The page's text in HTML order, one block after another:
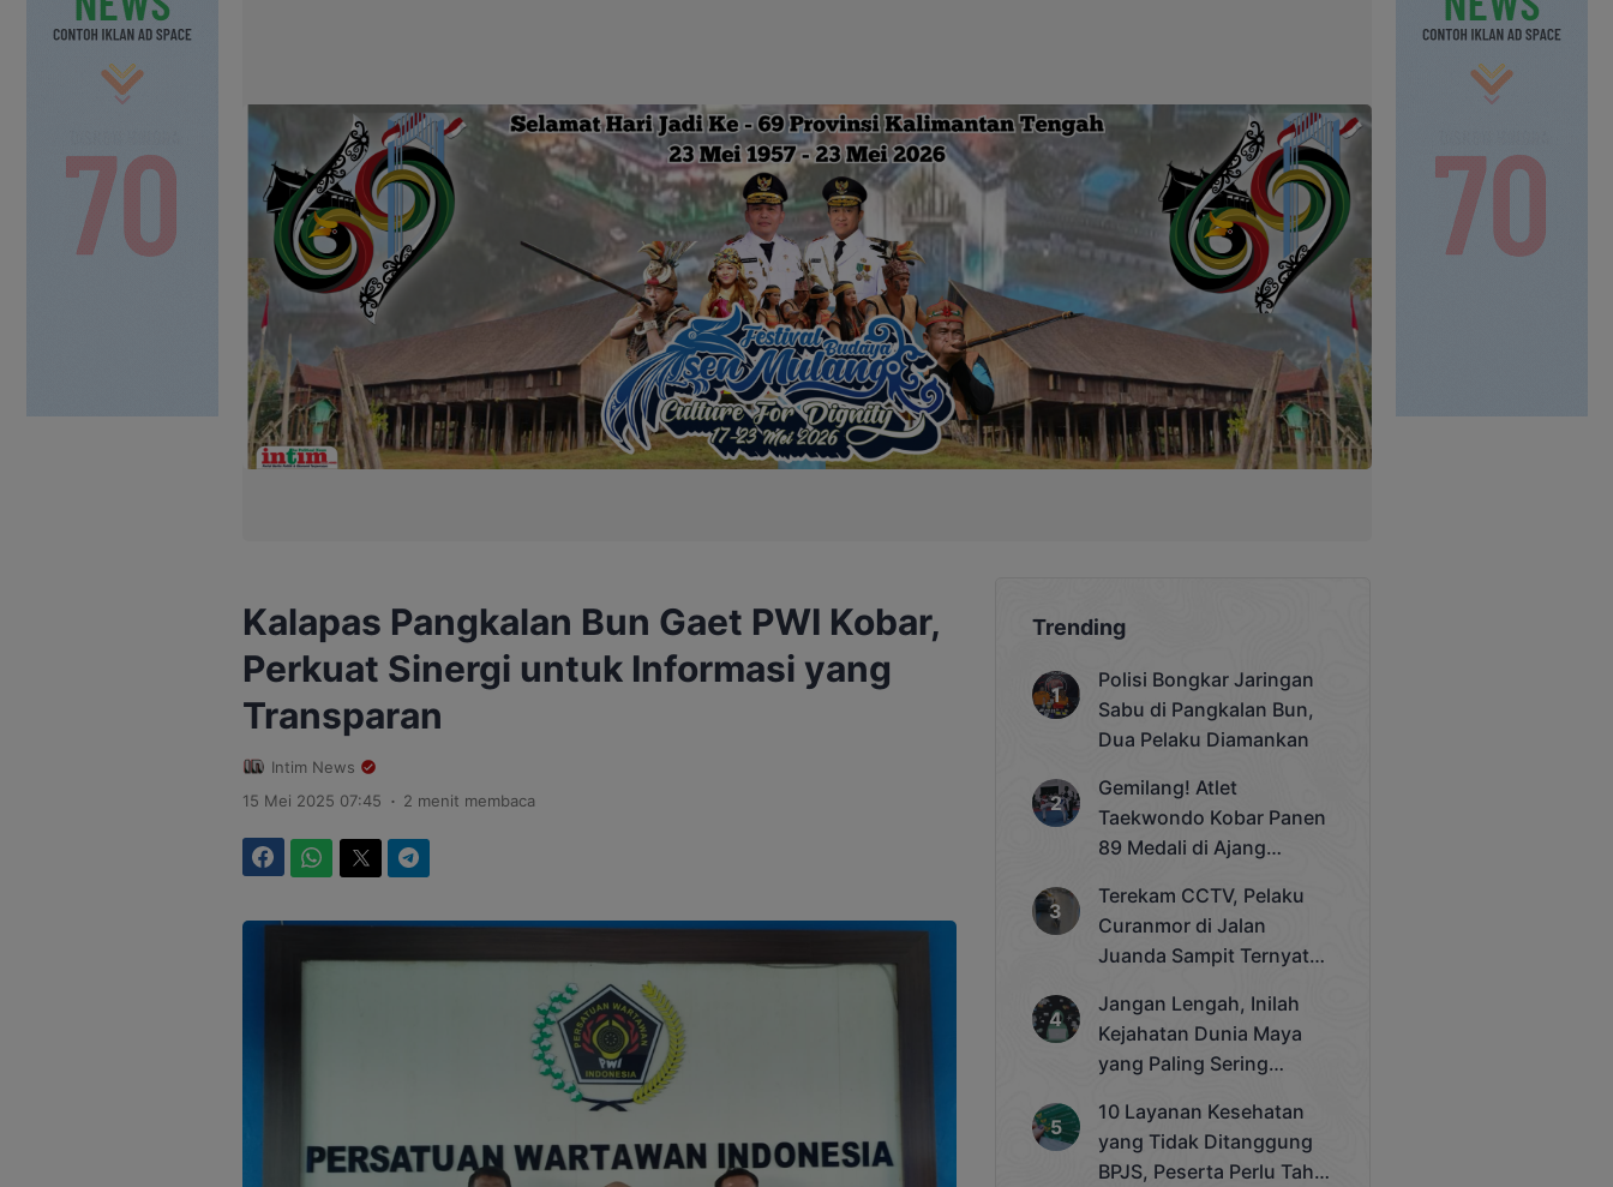
Kalapas Pangkalan Bun Gaet PWI Kobar,
Perkuat Sinergi untuk Informasi yang
Transparan
Intim News
15 Mei 2025 07:45 . 2 menit membaca
Trending
Polisi Bongkar Jaringan
Sabu di Pangkalan Bun,
Dua Pelaku Diamankan
Gemilang! Atlet
Taekwondo Kobar Panen
89 Medali di Ajang
Cup 2025
Terekam CCTV, Pelaku
Curanmor di Jalan
Juanda Sampit Ternyata
Jangan Lengah, Inilah
Kejahatan Dunia Maya
yang Paling Sering
10 Layanan Kesehatan
yang Tidak Ditanggung
BPJS, Peserta Perlu Tahu